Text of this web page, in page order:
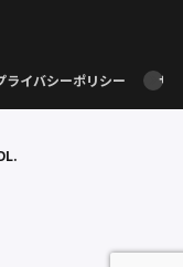
ライバシーポリシー サ
.